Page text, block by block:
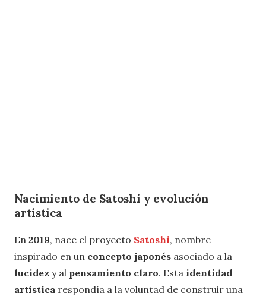
Nacimiento de Satoshi y evolución
artística
En 2019, nace el proyecto Satoshi, nombre
inspirado en un concepto japonés asociado a la
lucidez y al pensamiento claro. Esta identidad
artística respondía a la voluntad de construir una